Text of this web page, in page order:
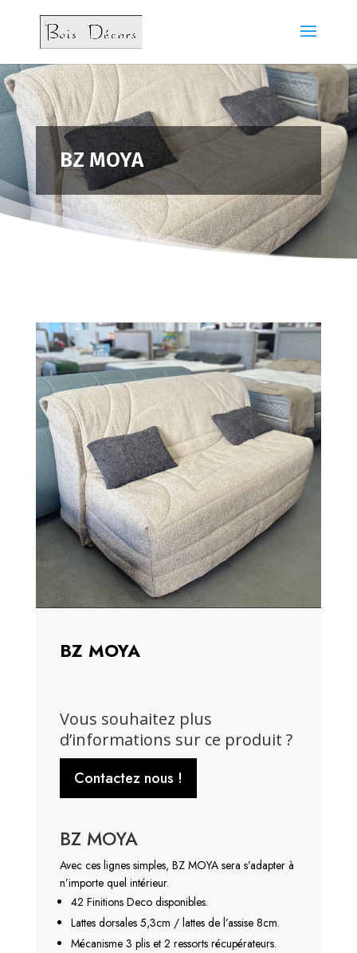
BZ MOYA
BZ MOYA
Vous souhaitez plus
d’informations sur ce produit ?
Contactez nous !
BZ MOYA
Avec ces lignes simples, BZ MOYA sera s’adapter à
n’importe quel intérieur.
42 Finitions Deco disponibles.
Lattes dorsales 5,3cm / lattes de l’assise 8cm.
Mécanisme 3 plis et 2 ressorts récupérateurs.